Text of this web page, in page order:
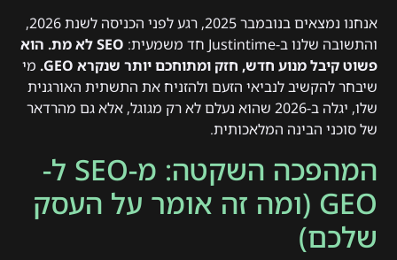
אנחנו נמצאים בנובמבר 2025, רגע לפני הכניסה לשנת 2026,
והתשובה שלנו ב-Justintime חד משמעית:
SEO לא מת. הוא
פשוט קיבל מנוע חדש, חזק ומתוחכם יותר שנקרא GEO.
מי
שיבחר להקשיב לנביאי הזעם ולהזניח את התשתית האורגנית
שלו, יגלה ב-2026 שהוא נעלם לא רק מגוגל, אלא גם מהרדאר
של סוכני הבינה המלאכותית.
המהפכה השקטה: מ-SEO ל-
GEO (ומה זה אומר על העסק
שלכם)